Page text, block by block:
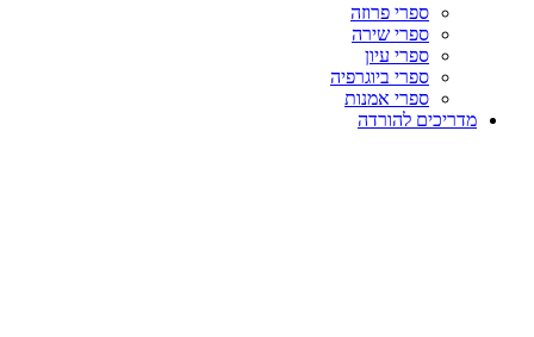
ספרי פרוזה
ספרי שירה
ספרי עיון
ספרי ביוגרפיה
ספרי אמנות
מדריכים להורדה